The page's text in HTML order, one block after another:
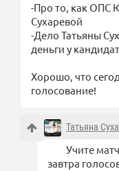
-Про то, как ОПС
Сухаревой
-Дело Татьяны
деньги у
Хорошо, что
голосование!
Татьяна
Учите
завтра